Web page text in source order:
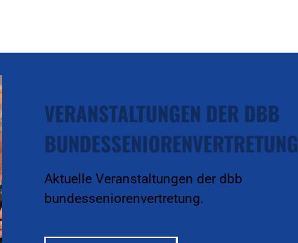
VERANSTALTUNGEN DER DBB
BUNDESSENIORENVERTRETUNG
Aktuelle Veranstaltungen der dbb
bundesseniorenvertretung.